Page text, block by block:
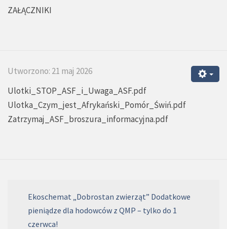
ZAŁĄCZNIKI
Utworzono: 21 maj 2026
Ulotki_STOP_ASF_i_Uwaga_ASF.pdf
Ulotka_Czym_jest_Afrykański_Pomór_Świń.pdf
Zatrzymaj_ASF_broszura_informacyjna.pdf
Ekoschemat „Dobrostan zwierząt” Dodatkowe
pieniądze dla hodowców z QMP – tylko do 1
czerwca!